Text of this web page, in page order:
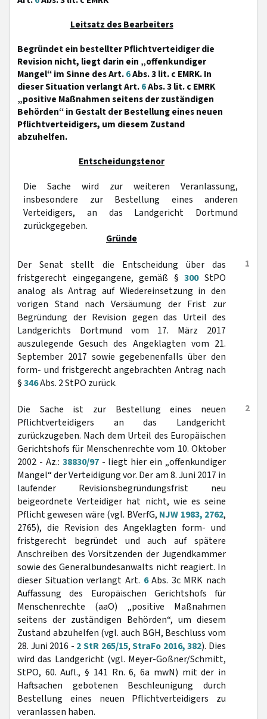
Leitsatz des Bearbeiters
Begründet ein bestellter Pflichtverteidiger die
Revision nicht, liegt darin ein „offenkundiger
Mangel“ im Sinne des Art.6Abs. 3 lit. c EMRK. In
dieser Situation verlangt Art.6Abs. 3 lit. c EMRK
„positive Maßnahmen seitens der zuständigen
Behörden“ in Gestalt der Bestellung eines neuen
Pflichtverteidigers, um diesem Zustand
abzuhelfen.
Entscheidungstenor
Die Sache wird zur weiteren Veranlassung,
insbesondere zur Bestellung eines anderen
Verteidigers, an das Landgericht Dortmund
zurückgegeben.
Gründe
1
Der Senat stellt die Entscheidung über das
fristgerecht eingegangene, gemäß §300StPO
analog als Antrag auf Wiedereinsetzung in den
vorigen Stand nach Versäumung der Frist zur
Begründung der Revision gegen das Urteil des
Landgerichts Dortmund vom 17. März 2017
auszulegende Gesuch des Angeklagten vom 21.
September 2017 sowie gegebenenfalls über den
form- und fristgerecht angebrachten Antrag nach
§346Abs. 2 StPO zurück.
2
Die Sache ist zur Bestellung eines neuen
Pflichtverteidigers an das Landgericht
zurückzugeben. Nach dem Urteil des Europäischen
Gerichtshofs für Menschenrechte vom 10. Oktober
2002 - Az.: 38830/97- liegt hier ein „offenkundiger
Mangel“ der Verteidigung vor. Der am 8. Juni 2017 in
laufender Revisionsbegründungsfrist neu
beigeordnete Verteidiger hat nicht, wie es seine
Pflicht gewesen wäre (vgl. BVerfG, NJW 1983, 2762,
2765), die Revision des Angeklagten form- und
fristgerecht begründet und auch auf spätere
Anschreiben des Vorsitzenden der Jugendkammer
sowie des Generalbundesanwalts nicht reagiert. In
dieser Situation verlangt Art. 6Abs. 3c MRK nach
Auffassung des Europäischen Gerichtshofs für
Menschenrechte (aaO) „positive Maßnahmen
seitens der zuständigen Behörden“, um diesem
Zustand abzuhelfen (vgl. auch BGH, Beschluss vom
28. Juni 2016 - 2 StR 265/15,StraFo 2016, 382). Dies
wird das Landgericht (vgl. Meyer-Goßner/Schmitt,
StPO, 60. Aufl., § 141 Rn. 6, 6a mwN) mit der in
Haftsachen gebotenen Beschleunigung durch
Bestellung eines neuen Pflichtverteidigers zu
veranlassen haben.